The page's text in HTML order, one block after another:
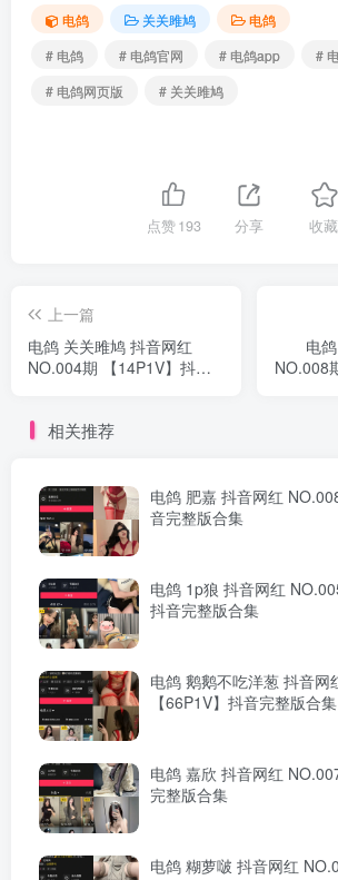
电鸽 关关雎鸠
电鸽
# 电鸽
# 电鸽官网 # 电鸽app
#
# 电鸽网页版
# 关关雎鸠
点赞193 分享 收藏
上一篇
电鸽 关关雎鸠 抖音网红
NO.004期 【14P1V】抖音
电
NO.008
相关推荐
电鸽 肥嘉 抖音网红
音完整版合集
电鸽 1p狼 抖音网红
抖音完整版合集
电鸽 鹅鹅不吃洋葱 抖音网
【66P1V】抖音完整版合集
电鸽 嘉欣 抖音网红
完整版合集
电鸽 糊萝啵 抖音网红